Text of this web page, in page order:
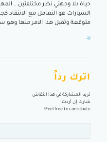
حياة بلا وجهتي نظر مختلفتين ..
السيارات هو التعامل مع الانتقاد
متوقعة وتقبل هذا الامر منها وهو
رد
اترك رداً
تريد المشاركة في هذا النقاش
شارك إن أردت
Feel free to contribute!